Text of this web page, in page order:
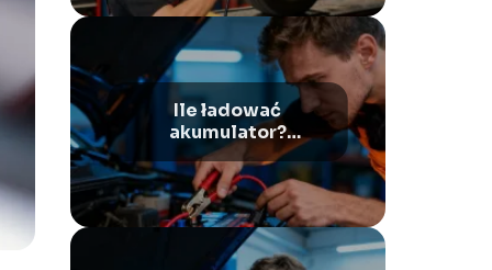
Ile ładować
akumulator?
Praktyczny poradnik
dla kierowców